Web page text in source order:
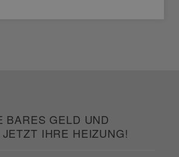
BARES GELD UND
IHRE HEIZUNG!